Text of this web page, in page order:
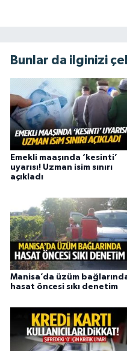
Bunlar da ilginizi
Emekli maaşında ‘kesinti’
uyarısı! Uzman isim sınırı
açıkladı
Manisa’da üzüm
hasat öncesi sıkı denetim